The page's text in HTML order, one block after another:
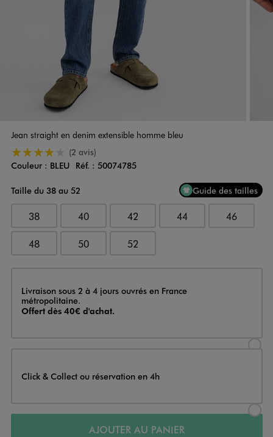
Jean straight en denim extensible homme bleu
4/5 de moyenne(2 avis)
Couleur
Couleur : BLEU Réf. : 50074785
Taille du 38 au 52
Guide des tailles
38 40 42 44 46
48 50 52
Livraison
Livraison sous 2 à 4 jours ouvrés en France
métropolitaine.
Offert dès 40€ d'achat.
Click & Collect ou réservation en 4h
AJOUTER AU PANIER